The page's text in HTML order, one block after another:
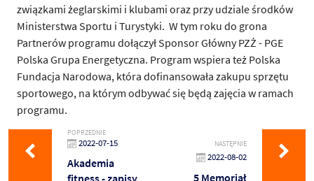
związkami żeglarskimi i klubami oraz przy udziale środków
Ministerstwa Sportu i Turystyki. W tym roku do grona
Partnerów programu dołączył Sponsor Główny PZŻ - PGE
Polska Grupa Energetyczna. Program wspiera też Polska
Fundacja Narodowa, która dofinansowała zakupu sprzętu
sportowego, na którym odbywać się będą zajęcia w ramach
programu.
POPRZEDNIE
2022-07-15
Akademia
fitness - zapisy
NASTĘPNIE
2022-08-02
5 Memoriał